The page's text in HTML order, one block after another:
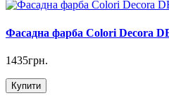
Фасадна фарба Colori Decora
1435грн.
Купити